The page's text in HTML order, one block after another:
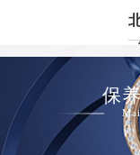
保